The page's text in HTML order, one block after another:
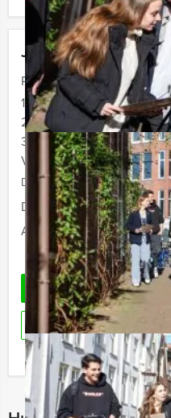
Jouw uitje
Prijs :
12 - 19 personen
20 - 29 personen
30 - 39 personen
Vanaf 40 personen
De prijzen zijn exclusief BTW
Duur:
4 uur en 30
Aantal:
Minimaal 12
Ik heb een